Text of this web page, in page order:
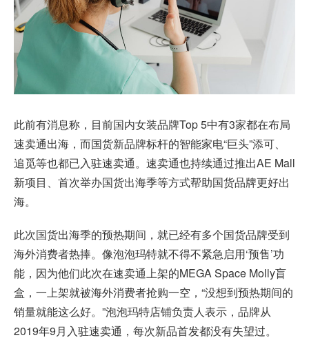
此前有消息称，目前国内女装品牌Top 5中有3家都在布局
速卖通出海，而国货新品牌标杆的智能家电“巨头”添可、
追觅等也都已入驻速卖通。速卖通也持续通过推出AE Mall
新项目、首次举办国货出海季等方式帮助国货品牌更好出
海。
此次国货出海季的预热期间，就已经有多个国货品牌受到
海外消费者热捧。像泡泡玛特就不得不紧急启用‘预售’功
能，因为他们此次在速卖通上架的MEGA Space Molly盲
盒，一上架就被海外消费者抢购一空，“没想到预热期间的
销量就能这么好。”泡泡玛特店铺负责人表示，品牌从
2019年9月入驻速卖通，每次新品首发都没有失望过。